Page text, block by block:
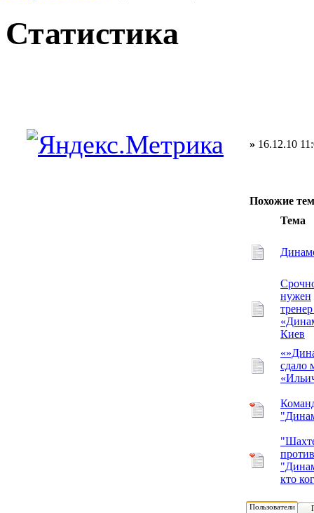
Статистика
» 16.12.10
Похожие
Тема
нужен
Киев
сдало
против
кто
Пользователи